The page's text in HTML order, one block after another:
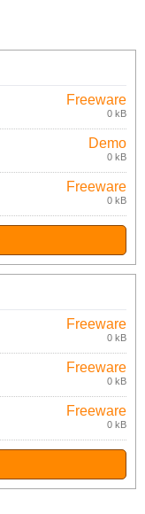
Freeware
0 kB
Demo
0 kB
Freeware
0 kB
Freeware
0 kB
Freeware
0 kB
Freeware
0 kB